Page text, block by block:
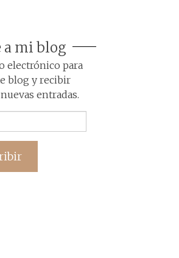
a mi blog
electrónico para
blog y recibir
entradas.